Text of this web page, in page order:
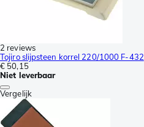
2 reviews
Tojiro slijpsteen korrel 220/1000 F-432
€ 50,15
Niet leverbaar
Vergelijk